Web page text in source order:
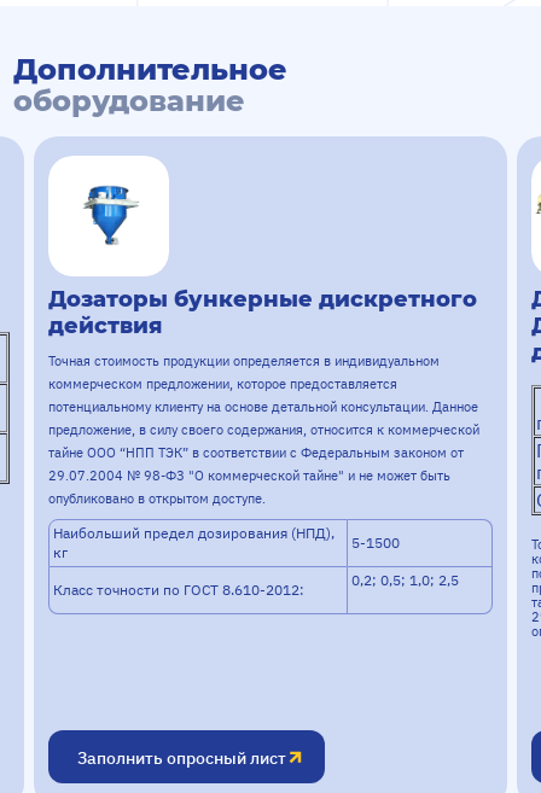
Дополнительное
оборудование
Дозаторы бункерные дискретного
действия
Точная стоимость продукции определяется в индивидуальном
коммерческом предложении, которое предоставляется
потенциальному клиенту на основе детальной консультации. Данное
предложение, в силу своего содержания, относится к коммерческой
тайне ООО “НПП ТЭК” в соответствии с Федеральным законом от
29.07.2004 № 98-ФЗ "О коммерческой тайне" и не может быть
опубликовано в открытом доступе.
Наибольший предел дозирования (НПД),
кг
5-1500
Класс точности по ГОСТ 8.610-2012:
0,2; 0,5; 1,0; 2,5
Заполнить опросный лист